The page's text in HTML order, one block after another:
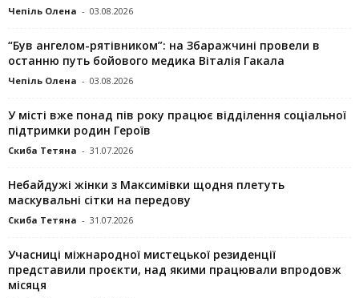
Чепіль Олена - 03.08.2026
“Був ангелом-рятівником”: на Збаражчині провели в
останню путь бойового медика Віталія Гакала
Чепіль Олена - 03.08.2026
У місті вже понад пів року працює відділення соціальної
підтримки родин Героїв
Скиба Тетяна - 31.07.2026
Небайдужі жінки з Максимівки щодня плетуть
маскувальні сітки на передову
Скиба Тетяна - 31.07.2026
Учасниці міжнародної мистецької резиденції
представили проєкти, над якими працювали впродовж
місяця